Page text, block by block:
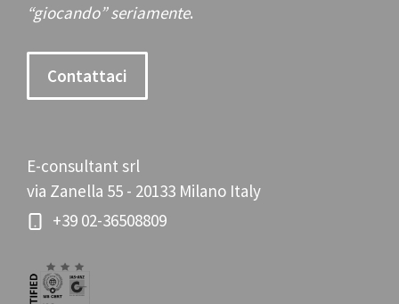
“giocando” seriamente.
Contattaci
E-consultant srl
via Zanella 55 - 20133 Milano Italy
+39 02-36508809